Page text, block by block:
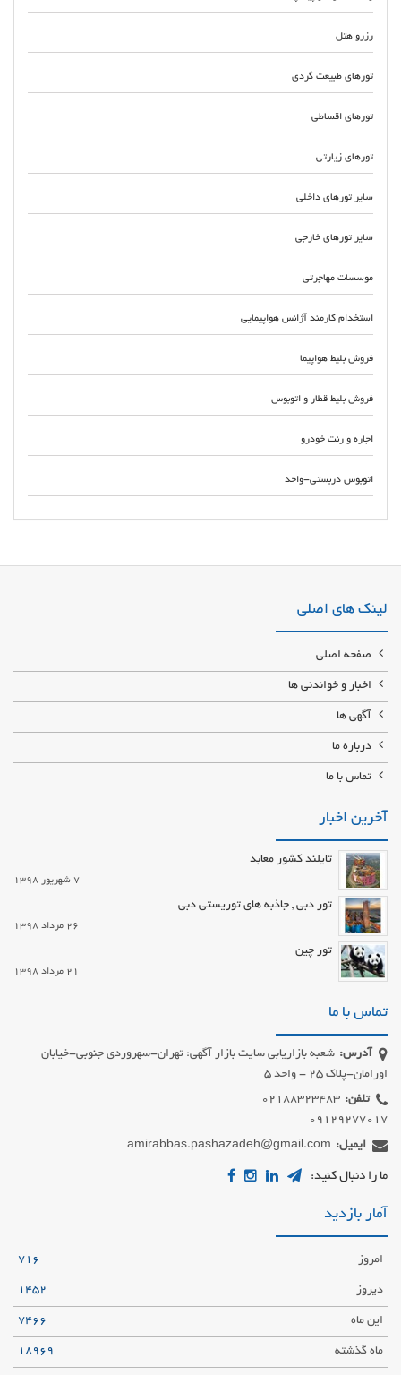
رزرو هتل
تورهای طبیعت گردی
تورهای اقساطی
تورهای زیارتی
سایر تورهای داخلی
سایر تورهای خارجی
موسسات مهاجرتی
استخدام کارمند آژانس هواپیمایی
فروش بلیط هواپیما
فروش بلیط قطار و اتوبوس
اجاره و رنت خودرو
اتوبوس دربستی-واحد
تور نمایشگاهی آذربایجان تور نمایشگاهی چین تور نمایشگاهی گرجستان تور
آسیا آشنایی با تفلیس جشنواره جاز تفلیس پارک دلفین های کیش عجیب ترین
لینک های اصلی
صفحه اصلی
اخبار و خواندنی ها
آگهی ها
درباره ما
تماس با ما
آخرین اخبار
تایلند کشور معابد
7 شهریور 1398
تور دبی , جاذبه های توریستی دبی
26 مرداد 1398
تور چین
21 مرداد 1398
تماس با ما
آدرس: شعبه بازاریابی سایت بازار آگهی: تهران-سهروردی جنوبی-خیابان
اورامان-پلاک 25 - واحد 5
تلفن:
09129277017
ایمیل: amirabbas.pashazadeh@gmail.com
ما را دنبال کنید:
آمار بازدید
امروز 716
دیروز 1452
این ماه 7466
ماه گذشته 18969